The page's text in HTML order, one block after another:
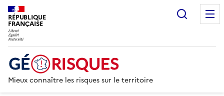
RÉPUBLIQUE
FRANÇAISE
Mieux connaître les risques sur le territoire